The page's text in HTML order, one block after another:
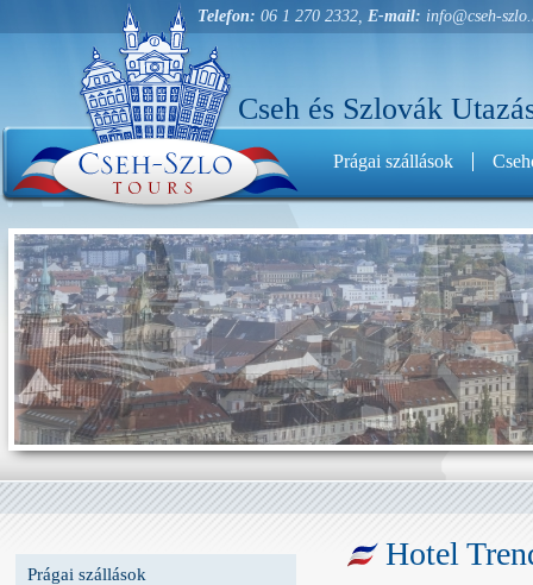
Telefon: 06 1 270 2332, E-mail: info@cseh-
Cseh és Szlovák
Prágai szállások
Prágai szállások
Hotel